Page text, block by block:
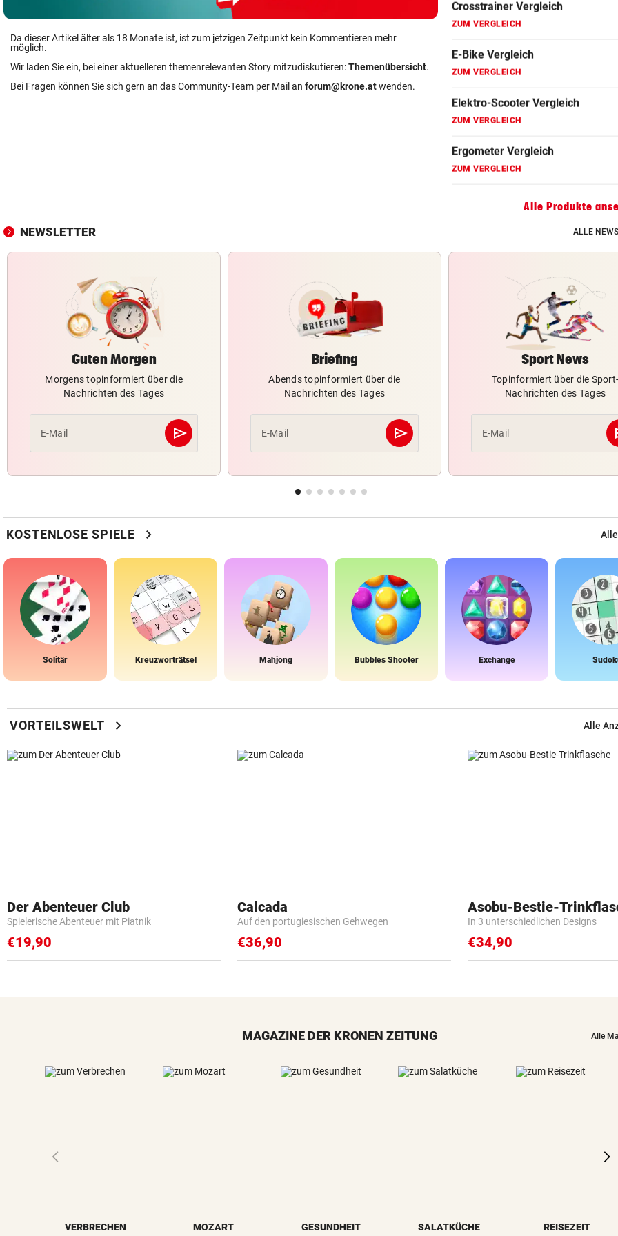
Da dieser Artikel älter als 18 Monate ist, ist zum jetzigen Zeitpunkt kein Kommentieren mehr
möglich.
Wir laden Sie ein, bei einer aktuelleren themenrelevanten Story mitzudiskutieren:Themenübersicht.
Bei Fragen können Sie sich gern an das Community-Team per Mail an forum@krone.atwenden.
Fahrradanhänger Vergleich
Faszienrolle Vergleich
Hoverboard Vergleich
Kinderfahrrad Vergleich
Alle Produkte
NEWSLETTER ALLE
Guten Morgen
Morgens topinformiert über die
Nachrichten des Tages
E-Mail send
Abschicken
Briefing
Abends topinformiert über die
Nachrichten des Tages
E-Mail send
Abschicken
Sport News
Topinformiert über die Sport-
Nachrichten des Tages
E-Mail
KOSTENLOSE SPIELE chevron_right
Solitär Kreuzworträtsel Mahjong Bubbles Shooter Exchange
VORTEILSWELT chevron_right Alle
Der Abenteuer Club
Spielerische Abenteuer mit Piatnik
€19,90
Calcada
Auf den portugiesischen Gehwegen
€36,90
Asobu-Bestie-
In 3 unterschiedlichen Designs
€34,90
MAGAZINE DER KRONEN ZEITUNG Alle
VERBRECHEN MOZART GESUNDHEIT SALATKÜCHE REISEZEIT